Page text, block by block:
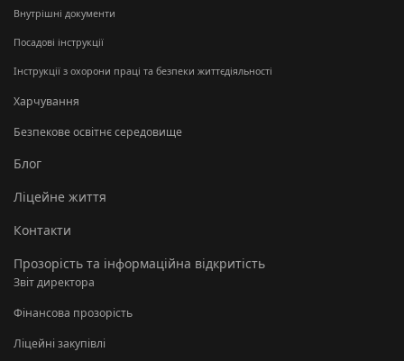
Внутрішні документи
Посадові інструкції
Інструкції з охорони праці та безпеки життєдіяльності
Харчування
Безпекове освітнє середовище
Блог
Ліцейне життя
Контакти
Прозорість та інформаційна відкритість
Звіт директора
Фінансова прозорість
Ліцейні закупівлі